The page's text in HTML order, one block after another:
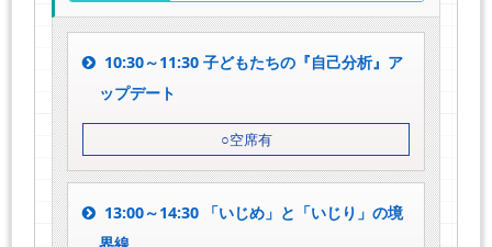
10:30～11:30 子どもたちの『自己分析』ア
ップデート
○空席有
13:00～14:30 「いじめ」と「いじり」の境
界線